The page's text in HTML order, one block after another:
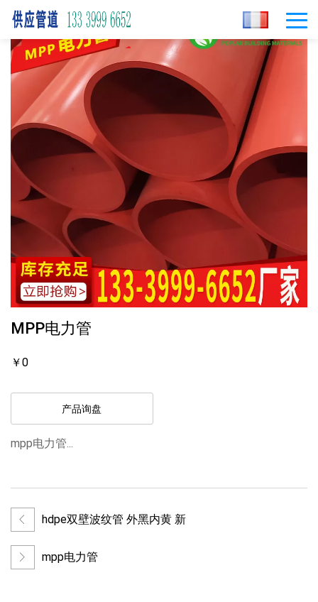
MPP电力管
￥0
产品询盘
mpp电力管...
hdpe双壁波纹管 外黑内黄 新
mpp电力管